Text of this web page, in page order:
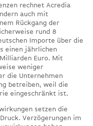
rechnet Acredia
auch mit
Rückgang der
rund 8
Importe über die
einen jährlichen
Euro. Mit
weniger
die Unternehmen
betreiben, weil die
eingeschränkt ist.
setzen die
Verzögerungen im